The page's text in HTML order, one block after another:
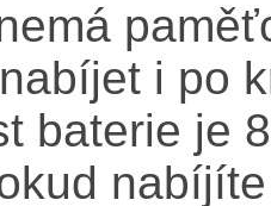
i po
baterie je